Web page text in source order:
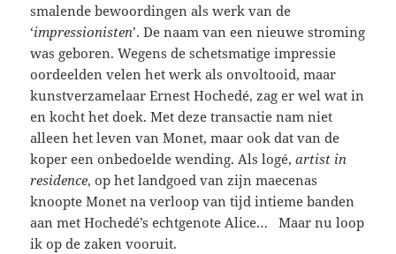
smalende bewoordingen als werk van de
‘impressionisten’. De naam van een nieuwe stroming
was geboren. Wegens de schetsmatige impressie
oordeelden velen het werk als onvoltooid, maar
kunstverzamelaar Ernest Hochedé, zag er wel wat in
en kocht het doek. Met deze transactie nam niet
alleen het leven van Monet, maar ook dat van de
koper een onbedoelde wending. Als logé,artist in
residence, op het landgoed van zijn maecenas
knoopte Monet na verloop van tijd intieme banden
aan met Hochedé’s echtgenote Alice… Maar nu loop
ik op de zaken vooruit.